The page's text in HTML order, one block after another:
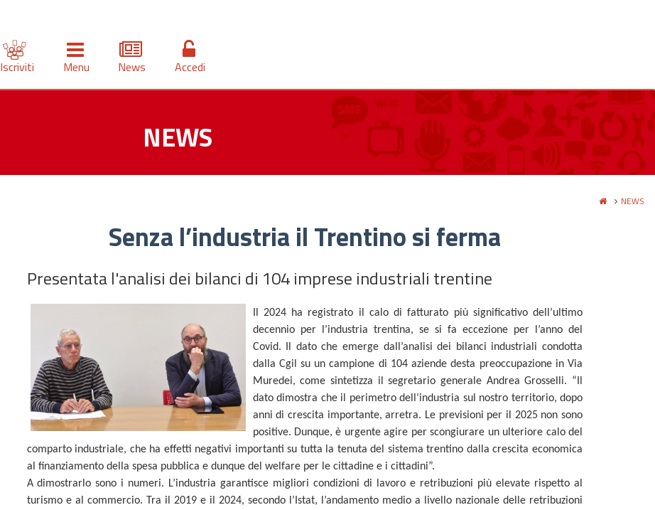
Iscriviti Menu News Accedi
NEWS
NEWS
Senza l’industria il Trentino si ferma
Presentata l'analisi dei bilanci di 104 imprese industriali trentine
Il 2024 ha registrato il calo di fatturato più significativo dell’ultimo
decennio per l’industria trentina, se si fa eccezione per l’anno del
Covid. Il dato che emerge dall’analisi dei bilanci industriali condotta
dalla Cgil su un campione di 104 aziende desta preoccupazione in Via
Muredei, come sintetizza il segretario generale Andrea Grosselli. “Il
dato dimostra che il perimetro dell’industria sul nostro territorio, dopo
anni di crescita importante, arretra. Le previsioni per il 2025 non sono
positive. Dunque, è urgente agire per scongiurare un ulteriore calo del
comparto industriale, che ha effetti negativi importanti su tutta la tenuta del sistema trentino dalla crescita economica
al finanziamento della spesa pubblica e dunque del welfare per le cittadine e i cittadini”.
A dimostrarlo sono i numeri. L’industria garantisce migliori condizioni di lavoro e retribuzioni più elevate rispetto al
turismo e al commercio. Tra il 2019 e il 2024, secondo l’Istat, l’andamento medio a livello nazionale delle retribuzioni